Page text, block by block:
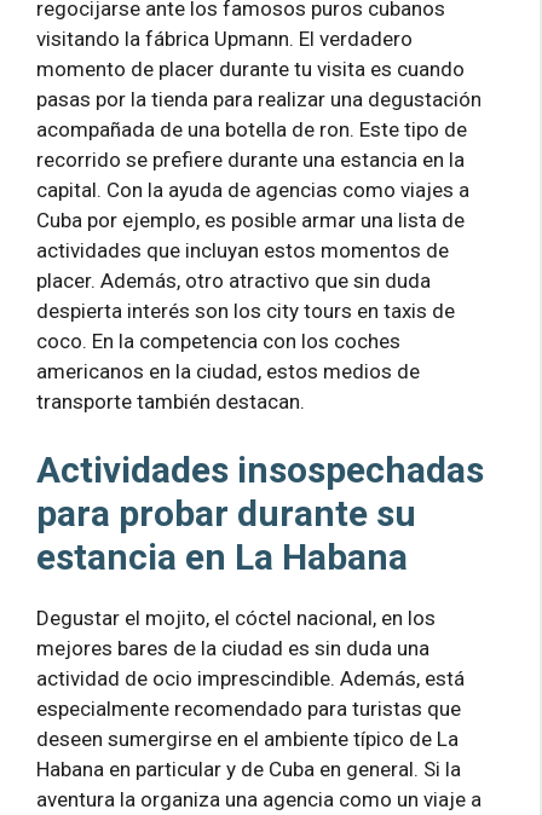
regocijarse ante los famosos puros cubanos
visitando la fábrica Upmann. El verdadero
momento de placer durante tu visita es cuando
pasas por la tienda para realizar una degustación
acompañada de una botella de ron. Este tipo de
recorrido se prefiere durante una estancia en la
capital. Con la ayuda de agencias como viajes a
Cuba por ejemplo, es posible armar una lista de
actividades que incluyan estos momentos de
placer. Además, otro atractivo que sin duda
despierta interés son los city tours en taxis de
coco. En la competencia con los coches
americanos en la ciudad, estos medios de
transporte también destacan.
Actividades insospechadas
para probar durante su
estancia en La Habana
Degustar el mojito, el cóctel nacional, en los
mejores bares de la ciudad es sin duda una
actividad de ocio imprescindible. Además, está
especialmente recomendado para turistas que
deseen sumergirse en el ambiente típico de La
Habana en particular y de Cuba en general. Si la
aventura la organiza una agencia como un viaje a